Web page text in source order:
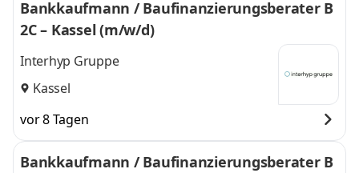
Bankkaufmann / Baufinanzierungsberater B
2C – Kassel (m/w/d)
Interhyp Gruppe
Kassel
vor 8 Tagen
Bankkaufmann / Baufinanzierungsberater B